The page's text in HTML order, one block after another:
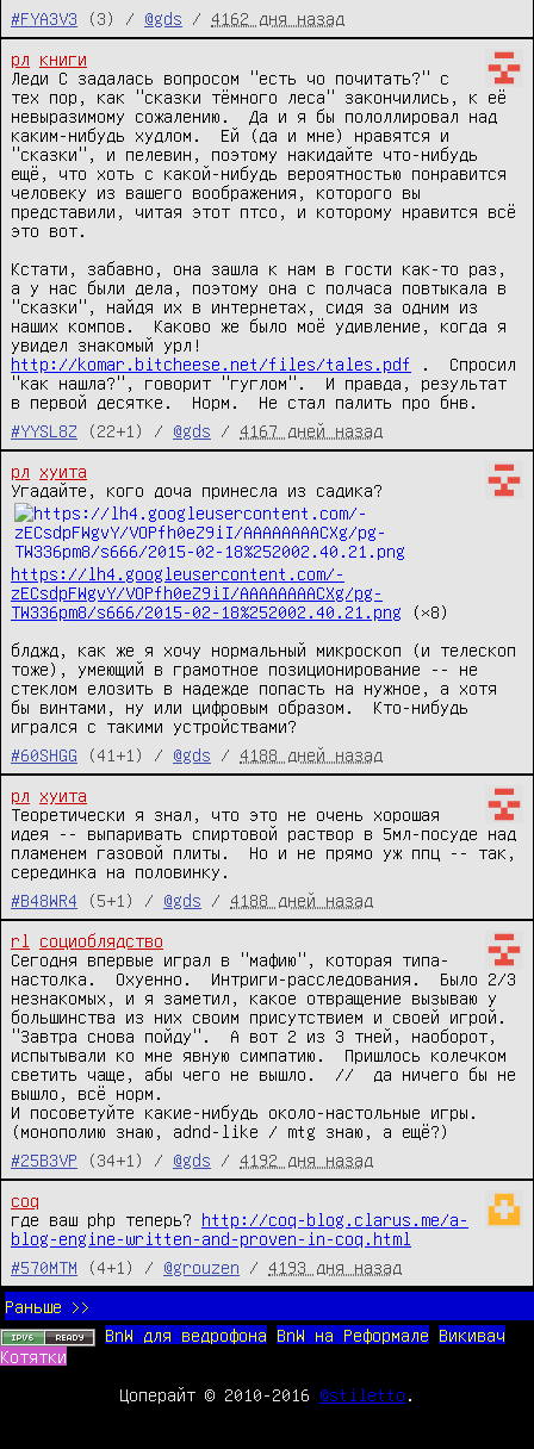
#FYA3V3
(3) / @gds / 4162 дня назад
рл
книги
Леди С задалась вопросом "есть чо почитать?" с
тех пор, как "сказки тёмного леса" закончились, к её
невыразимому сожалению.  Да и я бы пололлировал над
каким-нибудь худлом.  Ей (да и мне) нравятся и
"сказки", и пелевин, поэтому накидайте что-нибудь
ещё, что хоть с какой-нибудь вероятностью понравится
человеку из вашего воображения, которого вы
представили, читая этот птсо, и которому нравится всё
это вот.
Кстати, забавно, она зашла к нам в гости как-то раз,
а у нас были дела, поэтому она с полчаса повтыкала в
"сказки", найдя их в интернетах, сидя за одним из
наших компов.  Каково же было моё удивление, когда я
http://komar.bitcheese.net/files/tales.pdf
.  Спросил
"как нашла?", говорит "гуглом".  И правда, результат
в первой десятке.  Норм.  Не стал палить про бнв.
#YYSL8Z
(22+1) / @gds / 4167 дней назад
рл
хуита
https://lh4.googleusercontent.com/-
zECsdpFWgvY/VOPfh0eZ9iI/AAAAAAAACXg/pg-
TW336pm8/s666/2015-02-18%252002.40.21.png (×8)
блджд, как же я хочу нормальный микроскоп (и телескоп
тоже), умеющий в грамотное позиционирование -- не
стеклом елозить в надежде попасть на нужное, а хотя
бы винтами, ну или цифровым образом.  Кто-нибудь
игрался с такими устройствами?
#60SHGG
(41+1) / @gds / 4188 дней назад
рл
хуита
Теоретически я знал, что это не очень хорошая
идея -- выпаривать спиртовой раствор в 5мл-посуде над
пламенем газовой плиты.  Но и не прямо уж ппц -- так,
серединка на половинку.
#B48WR4
(5+1) / @gds / 4188 дней назад
rl
социоблядство
Сегодня впервые играл в "мафию", которая типа-
настолка.  Охуенно.  Интриги-расследования.  Было 2/3
незнакомых, и я заметил, какое отвращение вызываю у
большинства из них своим присутствием и своей игрой.
"Завтра снова пойду".  А вот 2 из 3 тней, наоборот,
испытывали ко мне явную симпатию.  Пришлось колечком
светить чаще, абы чего не вышло.  //  да ничего бы не
вышло, всё норм.
И посоветуйте какие-нибудь около-настольные игры.
(монополию знаю, adnd-like / mtg знаю, а ещё?)
#25B3VP
(34+1) / @gds / 4192 дня назад
coq
где ваш php теперь? http://coq-blog.clarus.me/a-
blog-engine-written-and-proven-in-coq.html
#570MTM
(4+1) / @grouzen / 4193 дня назад
Раньше >>
BnW для ведрофона
BnW на Реформале
Викивач
Котятки
Цоперайт © 2010-2016 @stiletto